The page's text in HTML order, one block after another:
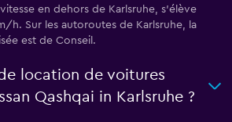
en dehors de Karlsruhe, s’élève
h. Sur les autoroutes de Karlsruhe, la
est de Conseil.
location de voitures
Qashqai in Karlsruhe ?